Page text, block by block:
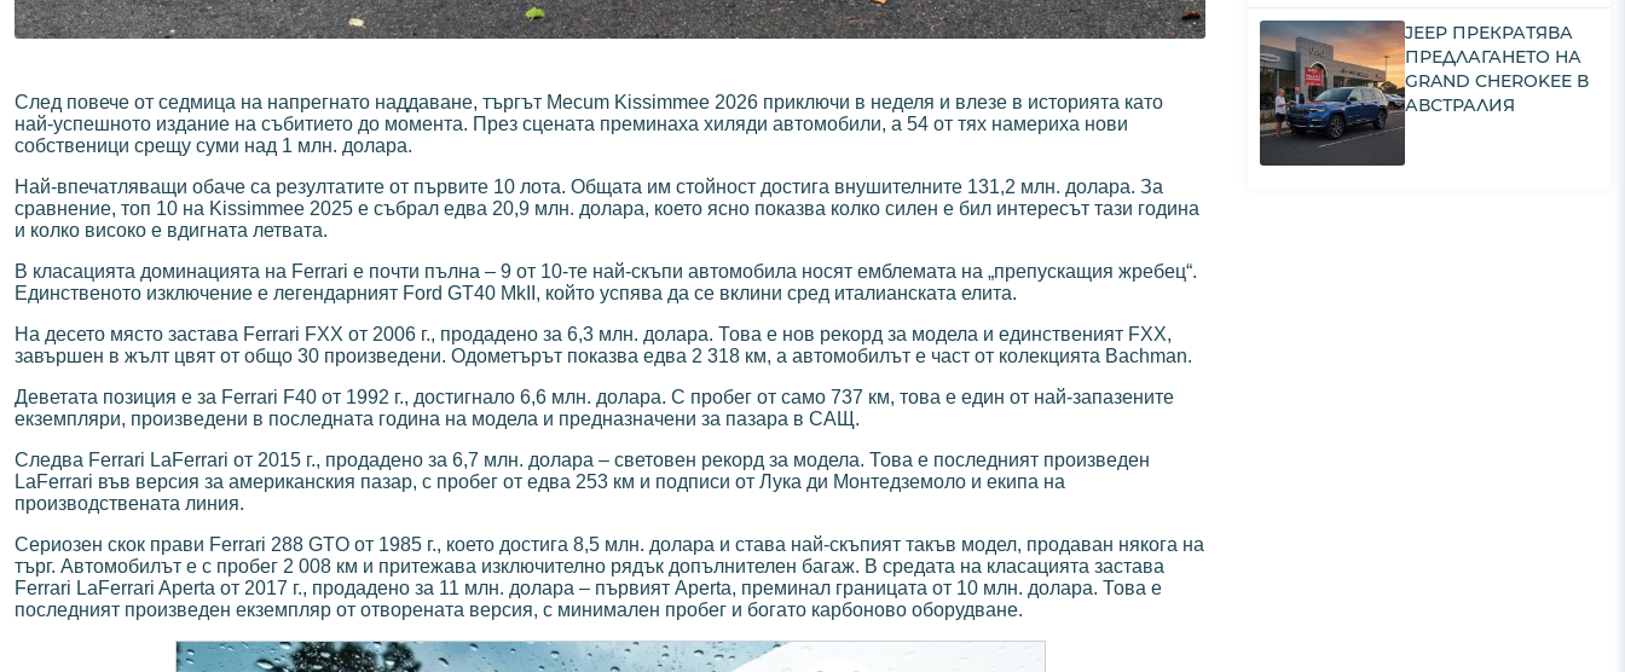
След повече от седмица на напрегнато наддаване, търгът Mecum Kissimmee 2026 приключи в неделя и влезе в историята като
най-успешното издание на събитието до момента. През сцената преминаха хиляди автомобили, а 54 от тях намериха нови
собственици срещу суми над 1 млн. долара.
Най-впечатляващи обаче са резултатите от първите 10 лота. Общата им стойност достига внушителните 131,2 млн. долара. За
сравнение, топ 10 на Kissimmee 2025 е събрал едва 20,9 млн. долара, което ясно показва колко силен е бил интересът тази година
и колко високо е вдигната летвата.
В класацията доминацията на Ferrari е почти пълна – 9 от 10-те най-скъпи автомобила носят емблемата на „препускащия жребец“.
Единственото изключение е легендарният Ford GT40 MkII, който успява да се вклини сред италианската елита.
На десето място застава Ferrari FXX от 2006 г., продадено за 6,3 млн. долара. Това е нов рекорд за модела и единственият FXX,
завършен в жълт цвят от общо 30 произведени. Одометърът показва едва 2 318 км, а автомобилът е част от колекцията Bachman.
Деветата позиция е за Ferrari F40 от 1992 г., достигнало 6,6 млн. долара. С пробег от само 737 км, това е един от най-запазените
екземпляри, произведени в последната година на модела и предназначени за пазара в САЩ.
Следва Ferrari LaFerrari от 2015 г., продадено за 6,7 млн. долара – световен рекорд за модела. Това е последният произведен
LaFerrari във версия за американския пазар, с пробег от едва 253 км и подписи от Лука ди Монтедземоло и екипа на
производствената линия.
Сериозен скок прави Ferrari 288 GTO от 1985 г., което достига 8,5 млн. долара и става най-скъпият такъв модел, продаван някога на
търг. Автомобилът е с пробег 2 008 км и притежава изключително рядък допълнителен багаж. В средата на класацията застава
Ferrari LaFerrari Aperta от 2017 г., продадено за 11 млн. долара – първият Aperta, преминал границата от 10 млн. долара. Това е
последният произведен екземпляр от отворената версия, с минимален пробег и богато карбоново оборудване.
JEEP ПРЕКРАТЯВА
ПРЕДЛАГАНЕТО НА
GRAND CHEROKEE В
АВСТРАЛИЯ